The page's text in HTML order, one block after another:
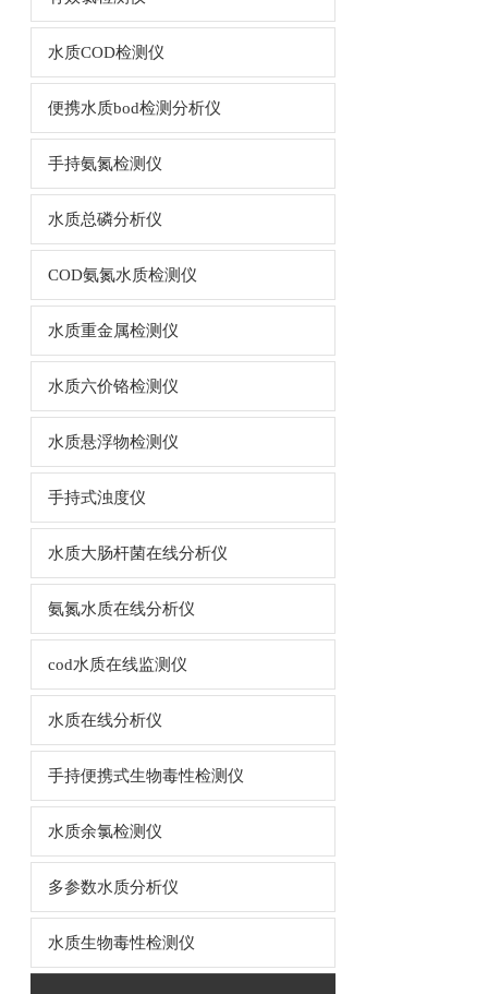
水质COD检测仪
便携水质bod检测分析仪
手持氨氮检测仪
水质总磷分析仪
COD氨氮水质检测仪
水质重金属检测仪
水质六价铬检测仪
水质悬浮物检测仪
手持式浊度仪
水质大肠杆菌在线分析仪
氨氮水质在线分析仪
cod水质在线监测仪
水质在线分析仪
手持便携式生物毒性检测仪
水质余氯检测仪
多参数水质分析仪
水质生物毒性检测仪